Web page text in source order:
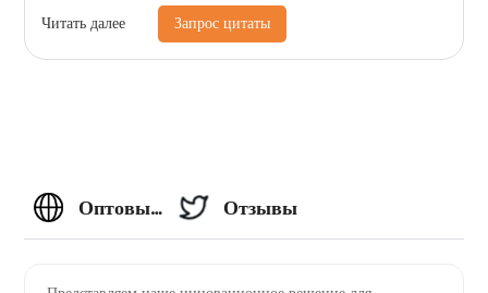
Читать далее Запрос цитаты
Оптовые
Отзывы